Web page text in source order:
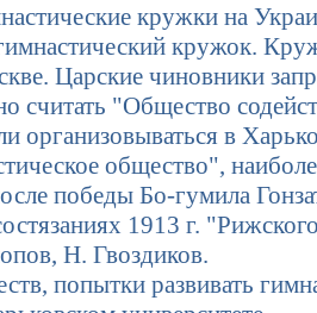
кружки на
кружок.
Царские чиновники
считать "Общество
организовываться в
общество",
победы Бо-гумила
1913 г.
Н. Гвоздиков.
попытки развивать